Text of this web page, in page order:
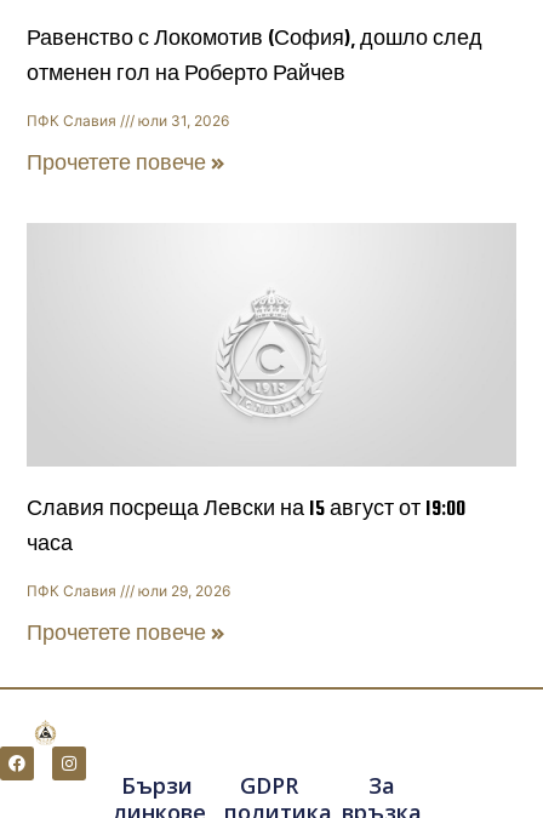
Равенство с Локомотив (София), дошло след
отменен гол на Роберто Райчев
ПФК Славия юли 31, 2026
Прочетете повече »
Славия посреща Левски на 15 август от 19:00
часа
ПФК Славия юли 29, 2026
Прочетете повече »
F
a
c
I
n
s
Бързи
линкове
GDPR
политика
За
връзка